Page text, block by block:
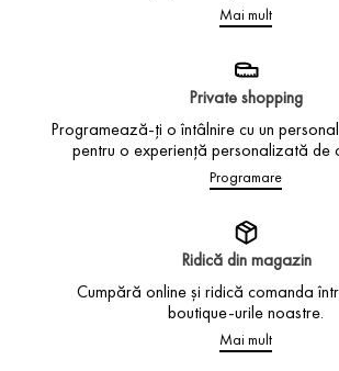
Mai mult
Private shopping
Programează-ți o întâlnire cu un
pentru o experiență personalizată de
Programare
Ridică din magazin
Cumpără online și ridică comanda
boutique-urile noastre.
Mai mult